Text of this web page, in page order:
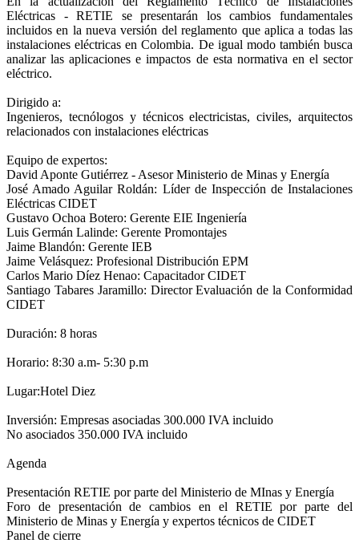
Eléctricas - RETIE se presentarán los cambios fundamentales
incluidos en la nueva versión del reglamento que aplica a todas las
instalaciones eléctricas en Colombia. De igual modo también busca
analizar las aplicaciones e impactos de esta normativa en el sector
eléctrico.
Dirigido a:
Ingenieros, tecnólogos y técnicos electricistas, civiles, arquitectos
relacionados con instalaciones eléctricas
Equipo de expertos:
David Aponte Gutiérrez - Asesor Ministerio de Minas y Energía
José Amado Aguilar Roldán: Líder de Inspección de Instalaciones
Eléctricas CIDET
Gustavo Ochoa Botero: Gerente EIE Ingeniería
Luis Germán Lalinde: Gerente Promontajes
Jaime Blandón: Gerente IEB
Jaime Velásquez: Profesional Distribución EPM
Carlos Mario Díez Henao: Capacitador CIDET
Santiago Tabares Jaramillo: Director Evaluación de la Conformidad
CIDET
Duración: 8 horas
Horario: 8:30 a.m- 5:30 p.m
Lugar:Hotel Diez
Inversión: Empresas asociadas 300.000 IVA incluido
No asociados 350.000 IVA incluido
Agenda
Presentación RETIE por parte del Ministerio de MInas y Energía
Foro de presentación de cambios en el RETIE por parte del
Ministerio de Minas y Energía y expertos técnicos de CIDET
Panel de cierre